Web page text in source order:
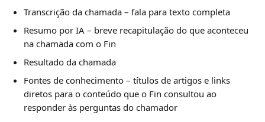
Transcrição da chamada – fala para texto completa
Resumo por IA – breve recapitulação do que aconteceu
na chamada com o Fin
Resultado da chamada
Fontes de conhecimento – títulos de artigos e links
diretos para o conteúdo que o Fin consultou ao
responder às perguntas do chamador